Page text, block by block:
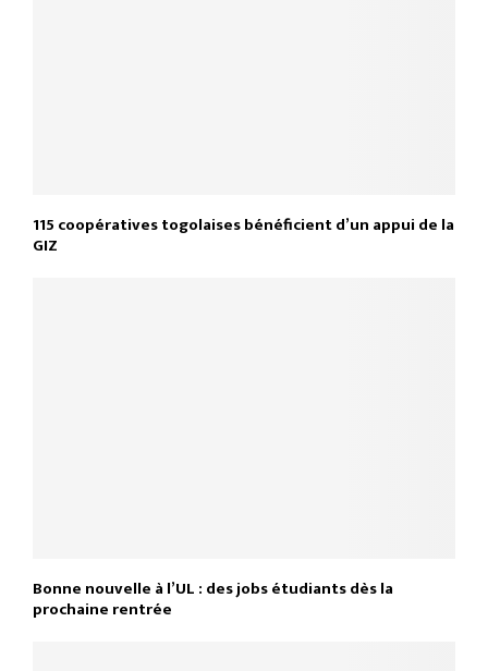
115 coopératives togolaises bénéficient d’un appui de la
GIZ
Bonne nouvelle à l’UL : des jobs étudiants dès la
prochaine rentrée